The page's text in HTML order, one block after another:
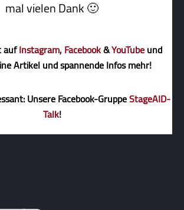
mal vielen Dank 🙂
aufInstagram,Facebook&YouTubeund
Artikel und spannende Infos mehr!
Unsere Facebook-GruppeStageAID-
Talk!